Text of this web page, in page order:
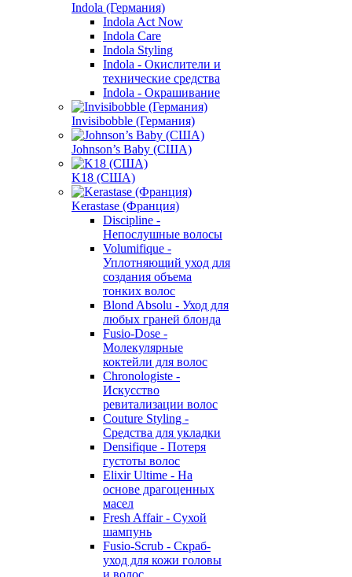
Indola (Германия)
Indola Act Now
Indola Care
Indola Styling
Indola - Окислители и
технические средства
Indola - Окрашивание
Invisibobble (Германия)
Johnson’s Baby (США)
K18 (США)
Kerastase (Франция)
Discipline -
Непослушные волосы
Volumifique -
Уплотняющий уход для
создания объема
тонких волос
Blond Absolu - Уход для
любых граней блонда
Fusio-Dose -
Молекулярные
коктейли для волос
Chronologiste -
Искусство
ревитализации волос
Couture Styling -
Средства для укладки
Densifique - Потеря
густоты волос
Elixir Ultime - На
основе драгоценных
масел
Fresh Affair - Сухой
шампунь
Fusio-Scrub - Скраб-
уход для кожи головы
и волос